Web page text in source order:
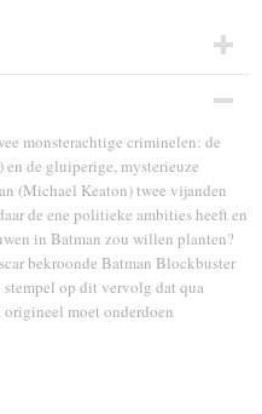
monsterachtige criminelen: de
de gluiperige, mysterieuze
(Michael Keaton) twee vijanden
de ene politieke ambities heeft en
in Batman zou willen planten?
bekroonde Batman Blockbuster
op dit vervolg dat qua
moet onderdoen